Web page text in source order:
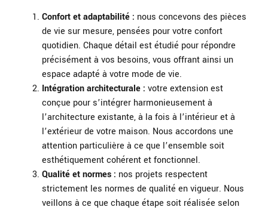
Confort et adaptabilité : nous concevons des pièces
de vie sur mesure, pensées pour votre confort
quotidien. Chaque détail est étudié pour répondre
précisément à vos besoins, vous offrant ainsi un
espace adapté à votre mode de vie.
Intégration architecturale : votre extension est
conçue pour s’intégrer harmonieusement à
l’architecture existante, à la fois à l’intérieur et à
l’extérieur de votre maison. Nous accordons une
attention particulière à ce que l’ensemble soit
esthétiquement cohérent et fonctionnel.
Qualité et normes : nos projets respectent
strictement les normes de qualité en vigueur. Nous
veillons à ce que chaque étape soit réalisée selon